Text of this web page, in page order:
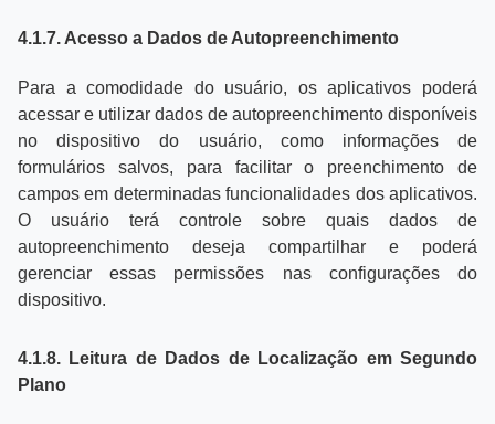
4.1.7. Acesso a Dados de Autopreenchimento
Para a comodidade do usuário, os aplicativos poderá
acessar e utilizar dados de autopreenchimento disponíveis
no dispositivo do usuário, como informações de
formulários salvos, para facilitar o preenchimento de
campos em determinadas funcionalidades dos aplicativos.
O usuário terá controle sobre quais dados de
autopreenchimento deseja compartilhar e poderá
gerenciar essas permissões nas configurações do
dispositivo.
4.1.8. Leitura de Dados de Localização em Segundo
Plano